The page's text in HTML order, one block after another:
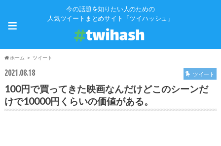
今の話題を知りたい人のための
人気ツイートまとめサイト「ツイハッシュ」
≡
ホーム ツイート
2021.08.18 ツイート
100円で買ってきた映画なんだけどこのシーンだ
けで10000円くらいの価値がある。